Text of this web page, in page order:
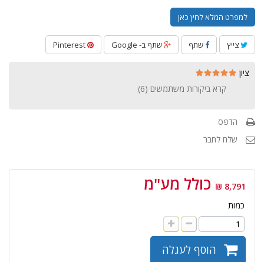
למפרט המלא לחץ כאן
צייץ שתף שתף ב- Google
ציון
קרא ביקורות משתמשים (6
)
הדפס
שלח לחבר
8,791 ₪ כולל מע"מ
כמות
הוסף לעגלה